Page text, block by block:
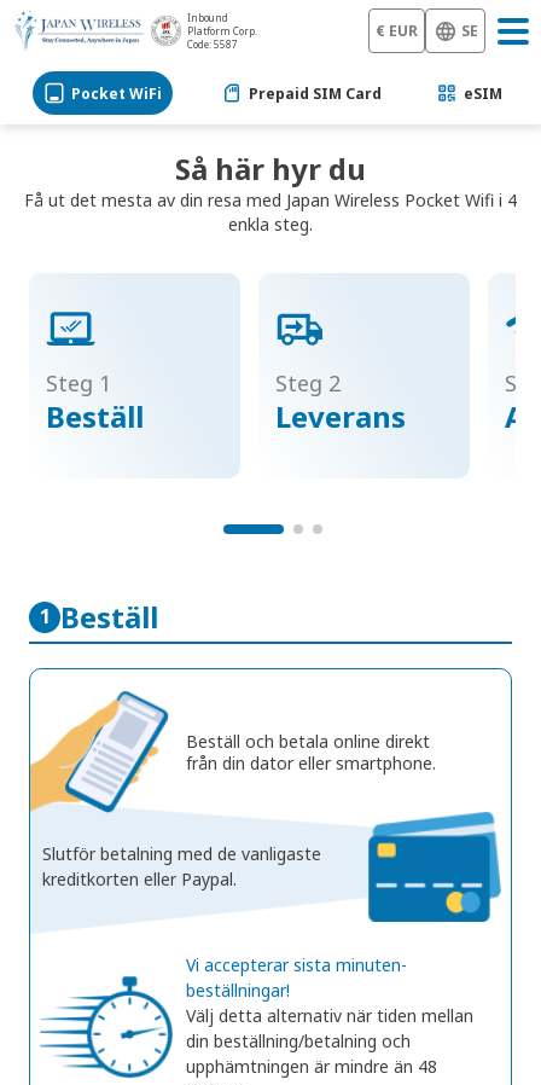
Inbound
Platform Corp.
Code: 5587
€ EUR SE
Pocket WiFi Prepaid SIM Card eSIM
Så här hyr du
Få ut det mesta av din resa med Japan Wireless Pocket Wifi i 4
enkla steg.
Steg 1
Beställ
Steg 2
Leverans
1 Beställ
Beställ och betala online direkt
från din dator eller smartphone.
Slutför betalning med de vanligaste
kreditkorten eller Paypal.
Vi accepterar sista minuten-
beställningar!
Välj detta alternativ när tiden mellan
din beställning/betalning och
upphämtningen är mindre än 48